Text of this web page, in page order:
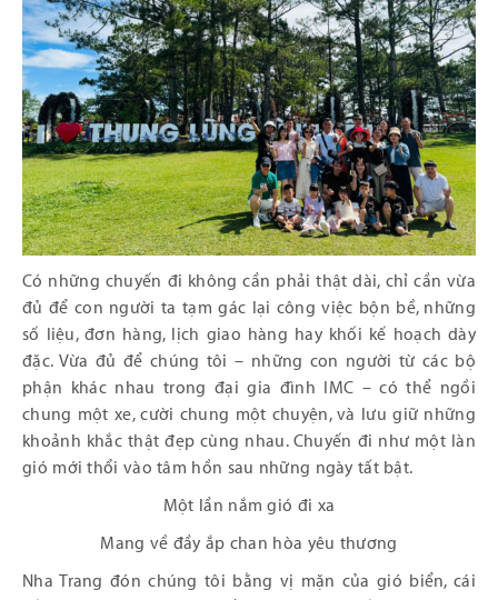
Có những chuyến đi không cần phải thật dài, chỉ cần vừa
đủ để con người ta tạm gác lại công việc bộn bề, những
số liệu, đơn hàng, lịch giao hàng hay khối kế hoạch dày
đặc. Vừa đủ để chúng tôi – những con người từ các bộ
phận khác nhau trong đại gia đình IMC – có thể ngồi
chung một xe, cười chung một chuyện, và lưu giữ những
khoảnh khắc thật đẹp cùng nhau. Chuyến đi như một làn
gió mới thổi vào tâm hồn sau những ngày tất bật.
Một lần nắm gió đi xa
Mang về đầy ắp chan hòa yêu thương
Nha Trang đón chúng tôi bằng vị mặn của gió biển, cái